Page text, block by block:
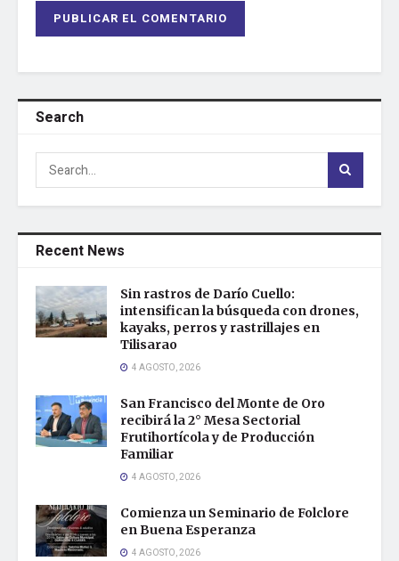
Search
Recent News
Sin rastros de Darío Cuello:
intensifican la búsqueda con drones,
kayaks, perros y rastrillajes en
Tilisarao
4 AGOSTO, 2026
San Francisco del Monte de Oro
recibirá la 2° Mesa Sectorial
Frutihortícola y de Producción
Familiar
4 AGOSTO, 2026
Comienza un Seminario de Folclore
en Buena Esperanza
4 AGOSTO, 2026